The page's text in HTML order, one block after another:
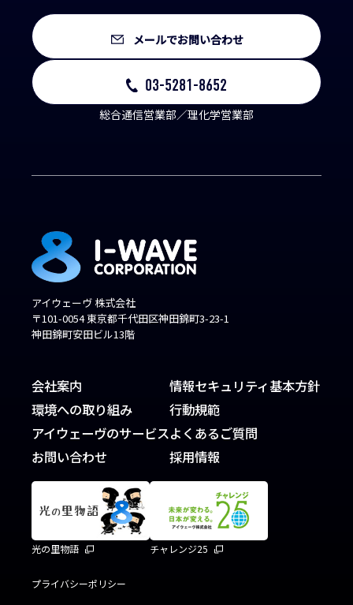
メールでお問い合わせ
03-5281-8652
総合通信営業部／理化学営業部
アイウェーヴ 株式会社
〒101-0054 東京都千代田区神田錦町3-23-1
神田錦町安田ビル13階
会社案内
環境への取り組み
アイウェーヴのサービス
お問い合わせ
情報セキュリティ基本方針
行動規範
よくあるご質問
採用情報
光の里物語 チャレンジ25
プライバシーポリシー